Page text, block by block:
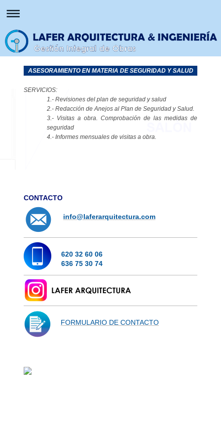
ASESORAMIENTO EN MATERIA DE SEGURIDAD Y SALUD
SERVICIOS:
1.- Revisiones del plan de seguridad y salud
2.- Redacción de Anejos al Plan de Seguridad y Salud.
3.- Visitas a obra. Comprobación de las medidas de
seguridad
4.- Informes mensuales de visitas a obra.
CONTACTO
info@laferarquitectura.com
620 32 60 06
636 75 30 74
FORMULARIO DE CONTACTO